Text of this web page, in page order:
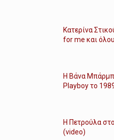
Κατερίνα
for me και
Η Βάνα
Playboy το
Η Πετρούλα
(video)